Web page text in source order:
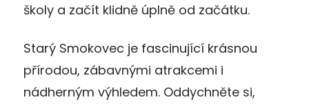
školy a začít klidně úplně od začátku.
Starý Smokovec je fascinující krásnou
přírodou, zábavnými atrakcemi i
nádherným výhledem. Oddychněte si,